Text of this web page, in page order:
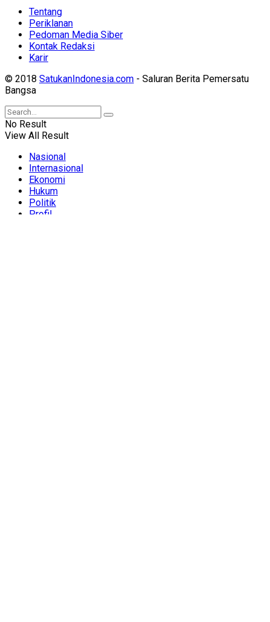
Tentang
Periklanan
Pedoman Media Siber
Kontak Redaksi
Karir
© 2018 SatukanIndonesia.com - Saluran Berita Pemersatu
Bangsa
No Result
View All Result
Nasional
Internasional
Ekonomi
Hukum
Politik
Profil